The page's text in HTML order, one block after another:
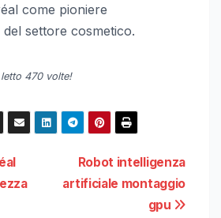
come pioniere
del settore cosmetico.
470 volte!
Robot intelligenza
artificiale montaggio
gpu